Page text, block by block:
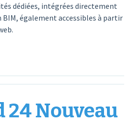
dédiées, intégrées directement
BIM, également accessibles à partir
24 Nouveau